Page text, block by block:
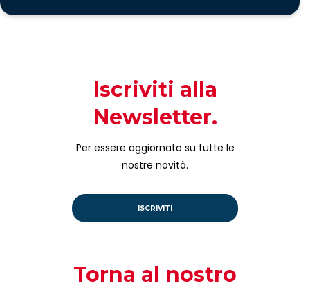
Iscriviti alla
Newsletter.
Per essere aggiornato su tutte le
nostre novità.
ISCRIVITI
Torna al nostro